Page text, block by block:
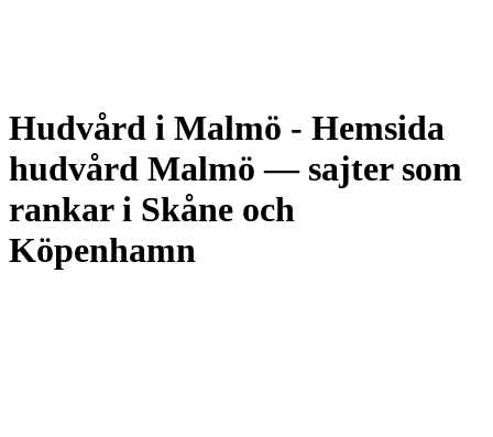
Hudvård i Malmö - Hemsida
hudvård Malmö — sajter som
rankar i Skåne och
Köpenhamn